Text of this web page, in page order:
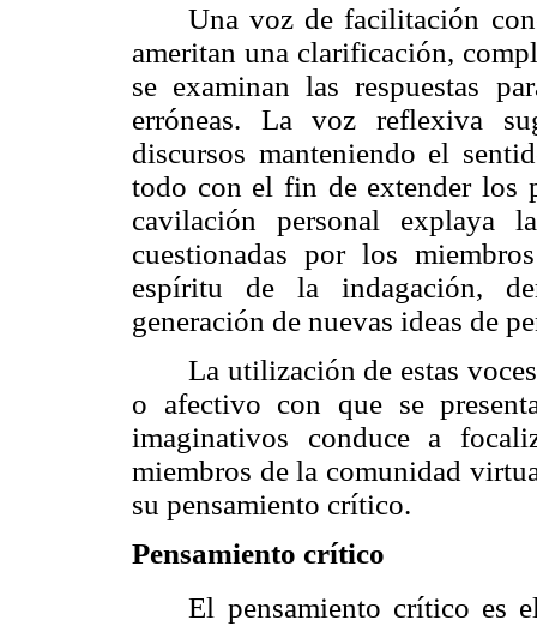
Una voz de facilitación
ameritan una clarificación,
se examinan las respuestas
erróneas. La voz reflexiva
discursos manteniendo el
todo con el fin de extender los
cavilación personal explaya
cuestionadas por los
espíritu de la indagación,
generación de nuevas ideas de
La utilización de estas
o afectivo con que se
imaginativos conduce a
miembros de la comunidad
su pensamiento crítico.
Pensamiento crítico
El pensamiento crítico es